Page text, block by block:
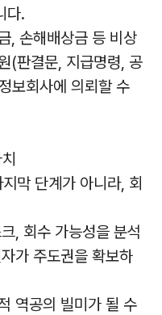
다.
, 손해배상금 등 비상
(판결문, 지급명령, 공
보회사에 의뢰할 수
막 단계가 아니라, 회
, 회수 가능성을 분석
가 주도권을 확보하
역공의 빌미가 될 수